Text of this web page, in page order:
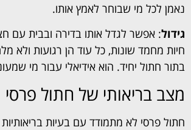
נאמן לכל מי שבוחר לאמץ אותו.
גידול: אפשר לגדל אותו בדירה ובבית עם
חיות מחמד שונות, כל עוד הן רגועות ולא
בתור חתול יחיד. הוא אידיאלי עבור מי
מצב בריאותי של חתול פרסי
חתול פרסי לא מתמודד עם בעיות בריאותיות